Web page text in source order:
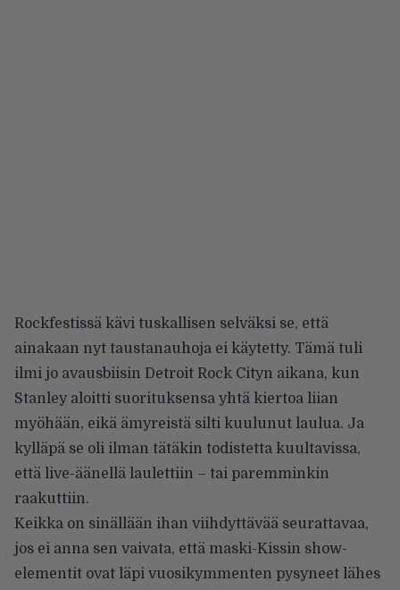
Rockfestissä kävi tuskallisen selväksi se, että
ainakaan nyt taustanauhoja ei käytetty. Tämä tuli
ilmi jo avausbiisin Detroit Rock Cityn aikana, kun
Stanley aloitti suorituksensa yhtä kiertoa liian
myöhään, eikä ämyreistä silti kuulunut laulua. Ja
kylläpä se oli ilman tätäkin todistetta kuultavissa,
että live-äänellä laulettiin – tai paremminkin
raakuttiin.
Keikka on sinällään ihan viihdyttävää seurattavaa,
jos ei anna sen vaivata, että maski-Kissin show-
elementit ovat läpi vuosikymmenten pysyneet lähes